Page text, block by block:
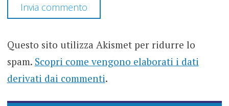
Questo sito utilizza Akismet per ridurre lo
spam. Scopri come vengono elaborati i dati
derivati dai commenti.